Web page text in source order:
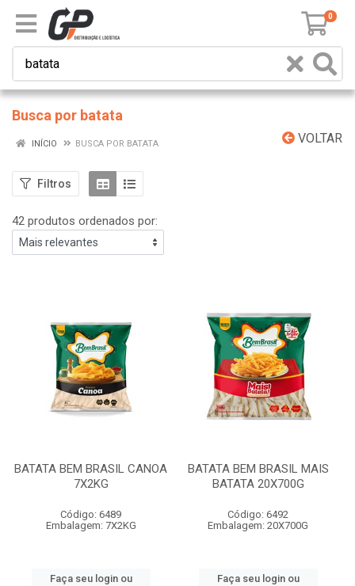
0
Busca por batata
VOLTAR
INÍCIO BUSCA POR BATATA
Filtros
42 produtos ordenados por:
BATATA BEM BRASIL CANOA
7X2KG
Código: 6489
Embalagem: 7X2KG
Faça seu login ou
BATATA BEM BRASIL MAIS
BATATA 20X700G
Código: 6492
Embalagem: 20X700G
Faça seu login ou